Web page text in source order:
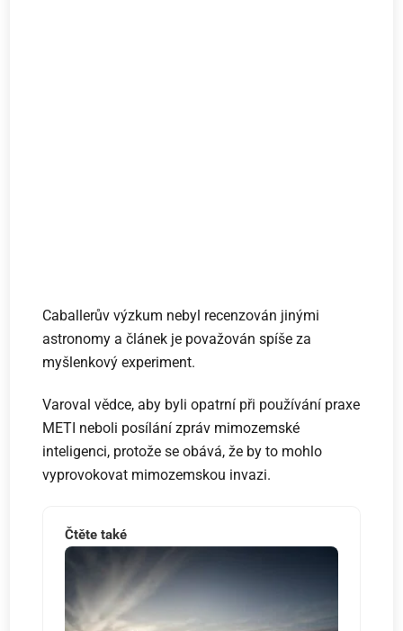
Caballerův výzkum nebyl recenzován jinými
astronomy a článek je považován spíše za
myšlenkový experiment.
Varoval vědce, aby byli opatrní při používání praxe
METI neboli posílání zpráv mimozemské
inteligenci, protože se obává, že by to mohlo
vyprovokovat mimozemskou invazi.
Čtěte také